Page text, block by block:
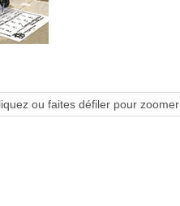
ou faites défiler pour zoomer